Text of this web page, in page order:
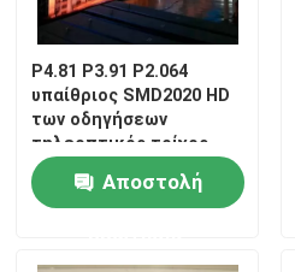
P4.81 P3.91 P2.064
υπαίθριος SMD2020 HD
των οδηγήσεων
τηλεοπτικός τοίχος
των οδηγήσεων τοίχων
Αποστολή